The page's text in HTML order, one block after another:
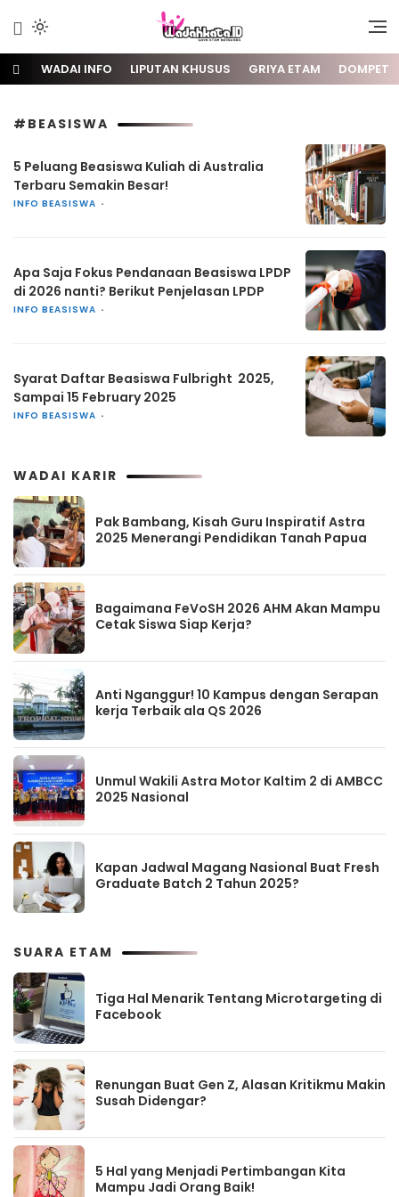
Wadai
Gaya Etam Bersuara
WADAI INFO LIPUTAN KHUSUS GRIYA ETAM DOMPET
#BEASISWA
5 Peluang Beasiswa Kuliah di Australia
Terbaru Semakin Besar!
INFO BEASISWA
Apa Saja Fokus Pendanaan Beasiswa LPDP
di 2026 nanti? Berikut Penjelasan LPDP
INFO BEASISWA
Syarat Daftar Beasiswa Fulbright 2025,
Sampai 15 February 2025
INFO BEASISWA
WADAI KARIR
Pak Bambang, Kisah Guru Inspiratif Astra
2025 Menerangi Pendidikan Tanah Papua
Bagaimana FeVoSH 2026 AHM Akan Mampu
Cetak Siswa Siap Kerja?
Anti Nganggur! 10 Kampus dengan Serapan
kerja Terbaik ala QS 2026
Unmul Wakili Astra Motor Kaltim 2 di AMBCC
2025 Nasional
Kapan Jadwal Magang Nasional Buat Fresh
Graduate Batch 2 Tahun 2025?
SUARA ETAM
Tiga Hal Menarik Tentang Microtargeting di
Facebook
Renungan Buat Gen Z, Alasan Kritikmu Makin
Susah Didengar?
5 Hal yang Menjadi Pertimbangan Kita
Mampu Jadi Orang Baik!